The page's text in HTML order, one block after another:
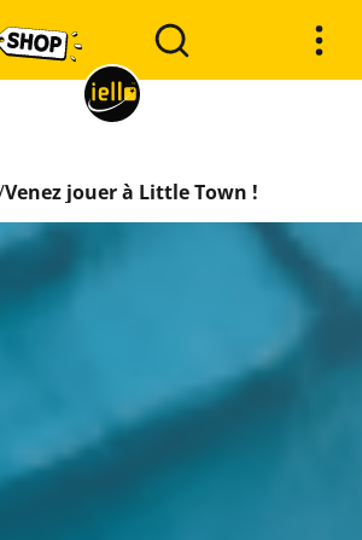
Venez jouer à Little Town !